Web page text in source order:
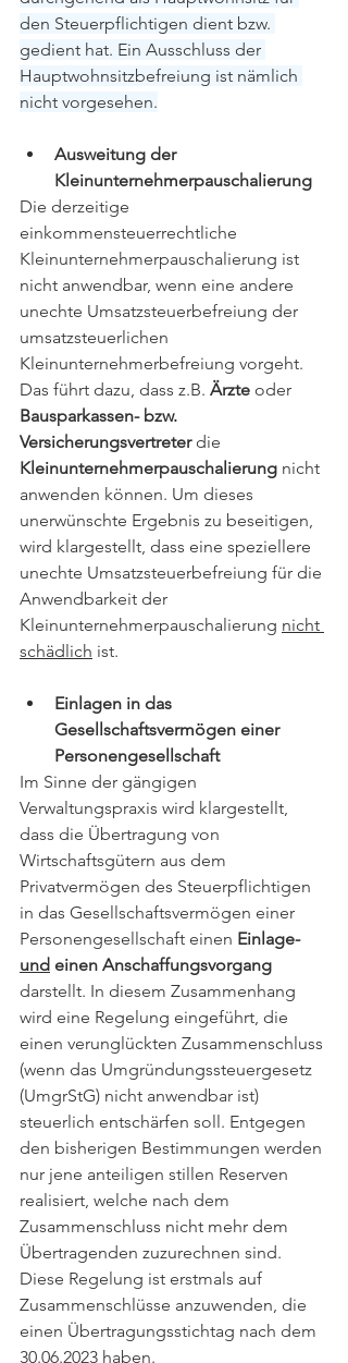
den Steuerpflichtigen dient bzw.
gedient hat. Ein Ausschluss der
Hauptwohnsitzbefreiung ist nämlich
nicht vorgesehen.
Ausweitung der
Kleinunternehmerpauschalierung
Die derzeitige
einkommensteuerrechtliche
Kleinunternehmerpauschalierung ist
nicht anwendbar, wenn eine andere
unechte Umsatzsteuerbefreiung der
umsatzsteuerlichen
Kleinunternehmerbefreiung vorgeht.
Das führt dazu, dass z.B. Ärzte oder
Bausparkassen- bzw.
Versicherungsvertreter die
Kleinunternehmerpauschalierung nicht
anwenden können. Um dieses
unerwünschte Ergebnis zu beseitigen,
wird klargestellt, dass eine speziellere
unechte Umsatzsteuerbefreiung für die
Anwendbarkeit der
Kleinunternehmerpauschalierung nicht
schädlich ist.
Einlagen in das
Gesellschaftsvermögen einer
Personengesellschaft
Im Sinne der gängigen
Verwaltungspraxis wird klargestellt,
dass die Übertragung von
Wirtschaftsgütern aus dem
Privatvermögen des Steuerpflichtigen
in das Gesellschaftsvermögen einer
Personengesellschaft einen Einlage-
und einen Anschaffungsvorgang
darstellt. In diesem Zusammenhang
wird eine Regelung eingeführt, die
einen verunglückten Zusammenschluss
(wenn das Umgründungssteuergesetz
(UmgrStG) nicht anwendbar ist)
steuerlich entschärfen soll. Entgegen
den bisherigen Bestimmungen werden
nur jene anteiligen stillen Reserven
realisiert, welche nach dem
Zusammenschluss nicht mehr dem
Übertragenden zuzurechnen sind.
Diese Regelung ist erstmals auf
Zusammenschlüsse anzuwenden, die
einen Übertragungsstichtag nach dem
30.06.2023 haben.